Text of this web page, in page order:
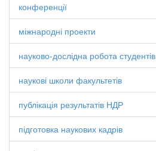
конференції
міжнародні проекти
науково-дослідна робота студентів
наукові школи факультетів
публікація результатів НДР
підготовка наукових кадрів